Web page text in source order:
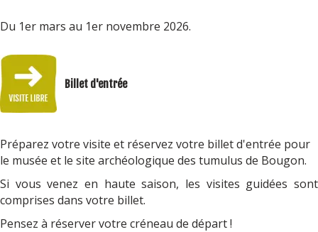
Du 1er mars au 1er novembre 2026.
Billet d'entrée
Préparez votre visite et réservez votre billet d'entrée pour
le musée et le site archéologique des tumulus de Bougon.
Si vous venez en haute saison, les visites guidées sont
comprises dans votre billet.
Pensez à réserver votre créneau de départ !